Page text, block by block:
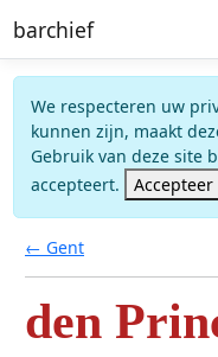
barchief
We respecteren uw
kunnen zijn, maakt
Gebruik van deze site
accepteert.
Accepteer
← Gent
den